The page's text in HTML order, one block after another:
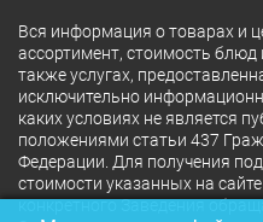
Вся информация о товарах и
ассортимент, стоимость блюд
также услугах,
исключительно
каких условиях не является
положениями статьи 437
Федерации. Для получения
стоимости указанных на
конкретного Заведения